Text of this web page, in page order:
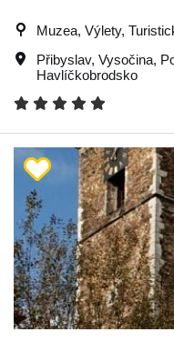
Muzea, Výlety,
Přibyslav, Vysočina,
Havlíčkobrodsko